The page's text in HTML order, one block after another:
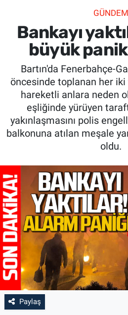
GÜNDEM
Bankayı
büyük
Bartın'da Fenerbahçe-
öncesinde toplanan her iki
hareketli anlara neden
eşliğinde yürüyen
yakınlaşmasını polis
balkonuna atılan meşale
oldu.
Paylaş
SPOR
SAĞLIK